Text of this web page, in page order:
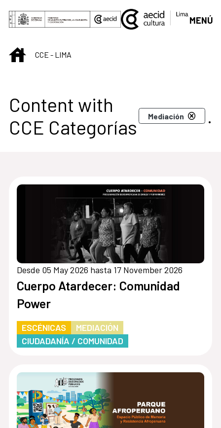
Skip to Main Content
MENÚ
INICIOCCE - LIMA
Centro Cultural de
Content with
CCE Categorías
Mediación .
Desde 05 May 2026 hasta 17 November 2026
Cuerpo Atardecer: Comunidad
Power
ESCÉNICAS
MEDIACIÓN
CIUDADANÍA / COMUNIDAD